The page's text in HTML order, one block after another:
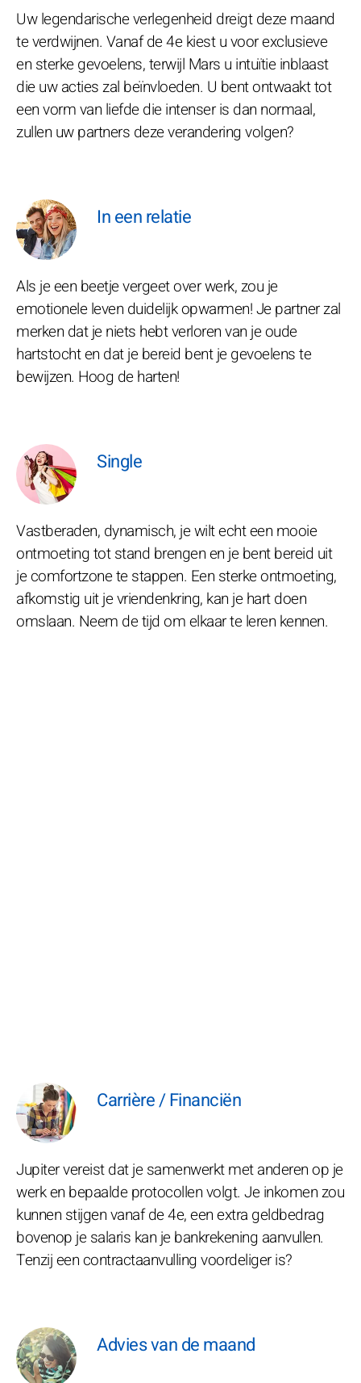
Uw legendarische verlegenheid dreigt deze maand
te verdwijnen. Vanaf de 4e kiest u voor exclusieve
en sterke gevoelens, terwijl Mars u intuïtie inblaast
die uw acties zal beïnvloeden. U bent ontwaakt tot
een vorm van liefde die intenser is dan normaal,
zullen uw partners deze verandering volgen?
In een relatie
Als je een beetje vergeet over werk, zou je
emotionele leven duidelijk opwarmen! Je partner zal
merken dat je niets hebt verloren van je oude
hartstocht en dat je bereid bent je gevoelens te
bewijzen. Hoog de harten!
Single
Vastberaden, dynamisch, je wilt echt een mooie
ontmoeting tot stand brengen en je bent bereid uit
je comfortzone te stappen. Een sterke ontmoeting,
afkomstig uit je vriendenkring, kan je hart doen
omslaan. Neem de tijd om elkaar te leren kennen.
Carrière / Financiën
Jupiter vereist dat je samenwerkt met anderen op je
werk en bepaalde protocollen volgt. Je inkomen zou
kunnen stijgen vanaf de 4e, een extra geldbedrag
bovenop je salaris kan je bankrekening aanvullen.
Tenzij een contractaanvulling voordeliger is?
Advies van de maand